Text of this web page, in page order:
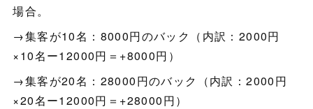
場合。
→集客が10名：8000円のバック（内訳：2000円
×10名ー12000円＝+8000円）
→集客が20名：28000円のバック（内訳：2000円
×20名ー12000円＝+28000円）